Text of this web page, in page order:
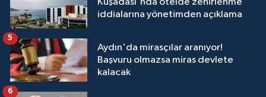
Kuşadası'nda otelde zehirlenme
iddialarına yönetimden açıklama
Aydın'da mirasçılar aranıyor!
Başvuru olmazsa miras devlete
kalacak
5
6